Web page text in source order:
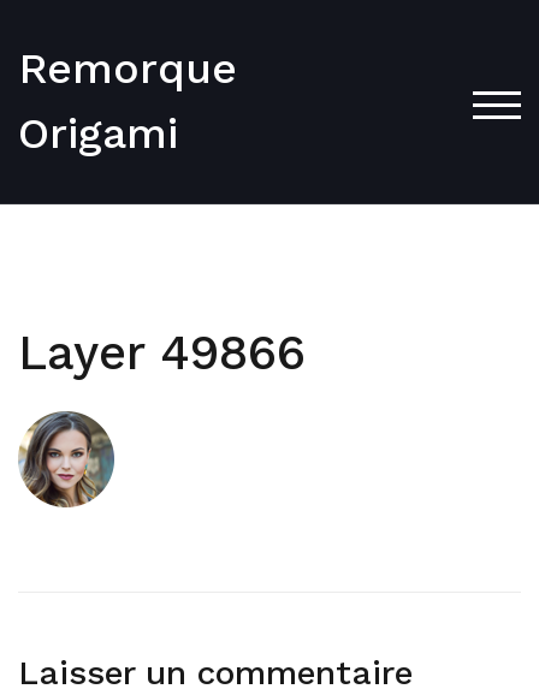
content
Remorque
Origami
Layer 49866
Laisser un commentaire